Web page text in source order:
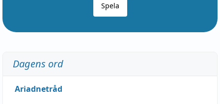
Spela
Dagens ord
Ariadnetråd